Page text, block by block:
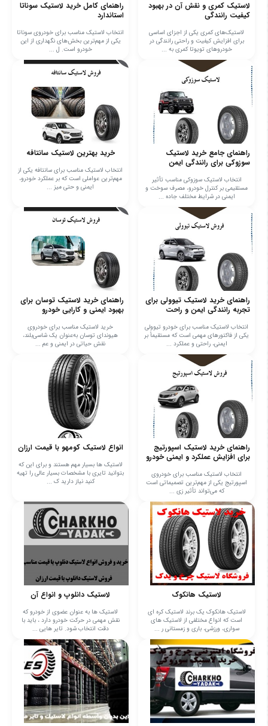
لاستیک کمری و نقش آن در بهبود
کیفیت رانندگی
لاستیک‌های کمری یکی از اجزای اساسی
برای افزایش کیفیت و راحتی رانندگی در
خودروهای تویوتا کمری به ...
راهنمای کامل خرید لاستیک سوناتا
استاندارد
انتخاب لاستیک مناسب برای خودروی سوناتا
یکی از مهم‌ترین بخش‌های نگهداری از این
خودرو است. ل ...
راهنمای جامع خرید لاستیک
سوزوکی برای رانندگی ایمن
انتخاب لاستیک سوزوکی مناسب تأثیر
مستقیمی بر کنترل خودرو، مصرف سوخت و
ایمنی در شرایط مختلف جاده‌ ...
خرید بهترین لاستیک سانتافه
انتخاب لاستیک مناسب برای سانتافه یکی از
مهم‌ترین عواملی است که بر عملکرد خودرو،
ایمنی و حتی میز ...
راهنمای خرید لاستیک تیوولی برای
تجربه رانندگی ایمن و راحت
انتخاب لاستیک مناسب برای خودرو تیوولی
یکی از فاکتورهای مهمی است که مستقیماً بر
ایمنی، راحتی و عملکرد ...
راهنمای خرید لاستیک توسان برای
بهبود ایمنی و کارایی خودرو
خرید لاستیک مناسب برای خودروی
هیوندای توسان به‌عنوان یک شاسی‌بلند،
نقش حیاتی در ایمنی و عم ...
راهنمای خرید لاستیک اسپورتیج
برای افزایش عملکرد و ایمنی خودرو
انتخاب لاستیک مناسب برای خودروی
اسپورتیج یکی از مهم‌ترین تصمیماتی است
که می‌تواند تأثیر زی ...
انواع لاستیک کومهو با قیمت ارزان
لاستیک ها بسیار مهم هستند و برای این که
بتوانید تایری با مشخصات بسیار عالی را تهیه
کنید نیاز دارید ک ...
لاستیک هانکوک
لاستیک هانکوک یک برند لاستیک کره ای
است که انواع مختلفی از لاستیک های
سواری، ورزشی، باری و زمستانی ر ...
لاستیک دانلوپ و انواع آن
لاستیک ها به عنوان عضوی از خودرو که
نقش مهمی در حرکت خودرو دارد ، باید با
دقت انتخاب شود. تایر هایی ...